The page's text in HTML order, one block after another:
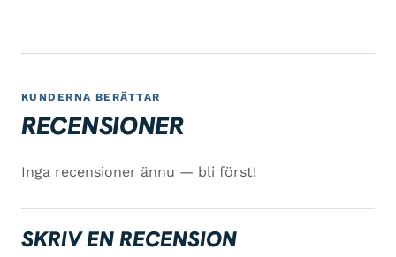
KUNDERNA BERÄTTAR
RECENSIONER
Inga recensioner ännu — bli först!
SKRIV EN RECENSION